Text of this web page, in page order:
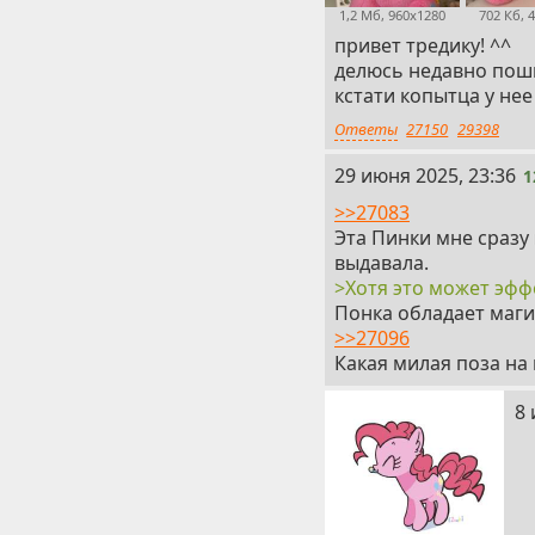
книги под
Она содержит в
которую мы
Да пребудет с
Пусть дух Пинки
уверенностью, а её
Помни заветы
- Танцуй, даже если
- Раздаривай
- Превращай хмурые
Да не дрогнет твоя
одарит тебя своей
Вперёд,
столь же
AVE PONK!
>Lunatica - The
Эпичное
1,2 Мб, 960x1280 702 Кб,
привет тредику! ^^
делюсь недавно
кстати копытца у
Ответы 27150 29398
12
29 июня 2025, 23:36
>>27083
Эта Пинки мне
выдавала.
>Хотя это может
Понка обладает
>>27096
Какая милая поза
13
8